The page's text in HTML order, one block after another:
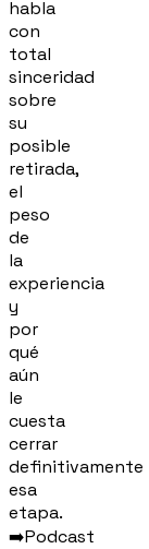
habla
con
total
sinceridad
sobre
su
posible
retirada,
el
peso
de
la
experiencia
y
por
qué
aún
le
cuesta
cerrar
definitivamente
esa
etapa.
➡️Podcast